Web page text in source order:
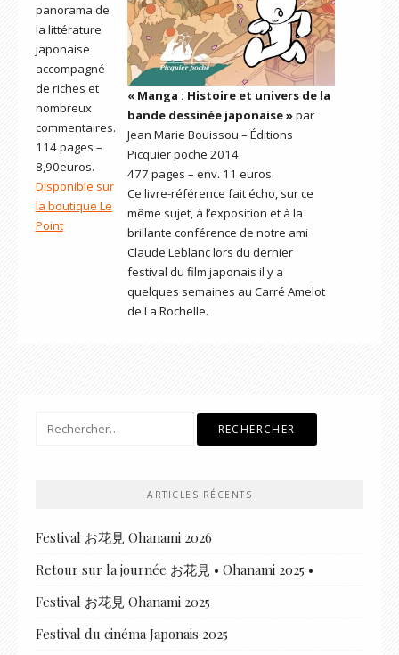
panorama de
la littérature
japonaise
accompagné
de riches et
nombreux
commentaires.
114 pages –
8,90euros.
Disponible sur
la boutique Le
Point
« Manga : Histoire et univers de la
bande dessinée japonaise »par
Jean Marie Bouissou – Éditions
Picquier poche 2014.
477 pages – env. 11 euros.
Ce livre-référence fait écho, sur ce
même sujet, à l’exposition et à la
brillante conférence de notre ami
Claude Leblanc lors du dernier
festival du film japonais il y a
quelques semaines au Carré Amelot
de La Rochelle.
Rechercher :
ARTICLES RÉCENTS
Festival お花見 Ohanami 2026
Retour sur la journée お花見 • Ohanami 2025 •
Festival お花見 Ohanami 2025
Festival du cinéma Japonais 2025